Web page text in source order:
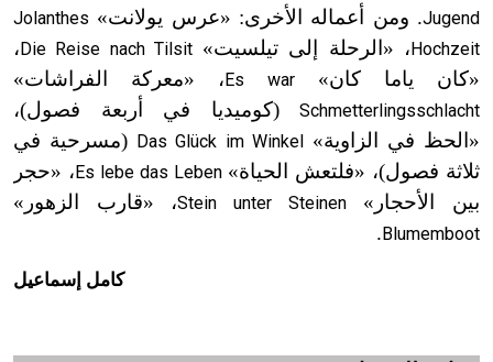
Jugend. ومن أعماله الأخرى: «عرس يولانت» Jolanthes
Hochzeit ، «الرحلة إلى تيلسيت»Die Reise nach Tilsit ،
«كان ياما كان»Es war ، «معركة الفراشات»
Schmetterlingsschlacht (كوميديا في أربعة فصول)،
«الحظ في الزاوية»Das Glück im Winkel (مسرحية في
ثلاثة فصول)، «فلتعش الحياة»Es lebe das Leben ، «حجر
بين الأحجار»Stein unter Steinen، «قارب الزهور»
Blumemboot
.
كامل إسماعيل